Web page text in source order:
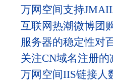
万网空间支持
互联网热潮微博团
服务器的稳定性对
关注CN域名注册
万网空间IIS链接人